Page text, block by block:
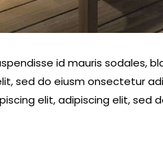
id mauris sodales,
sed do eiusm onsectetur
elit, adipiscing elit, sed